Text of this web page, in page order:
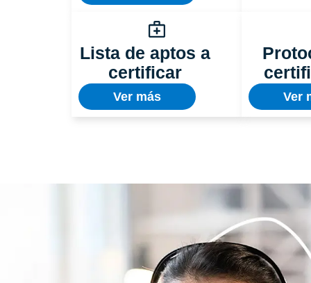
Lista de aptos a
certificar
Ver más Ver